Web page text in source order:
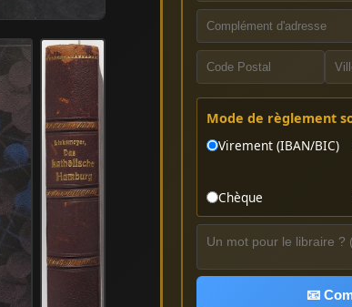
Mode de règlement
Virement (IBAN/BIC)
Chèque
📧